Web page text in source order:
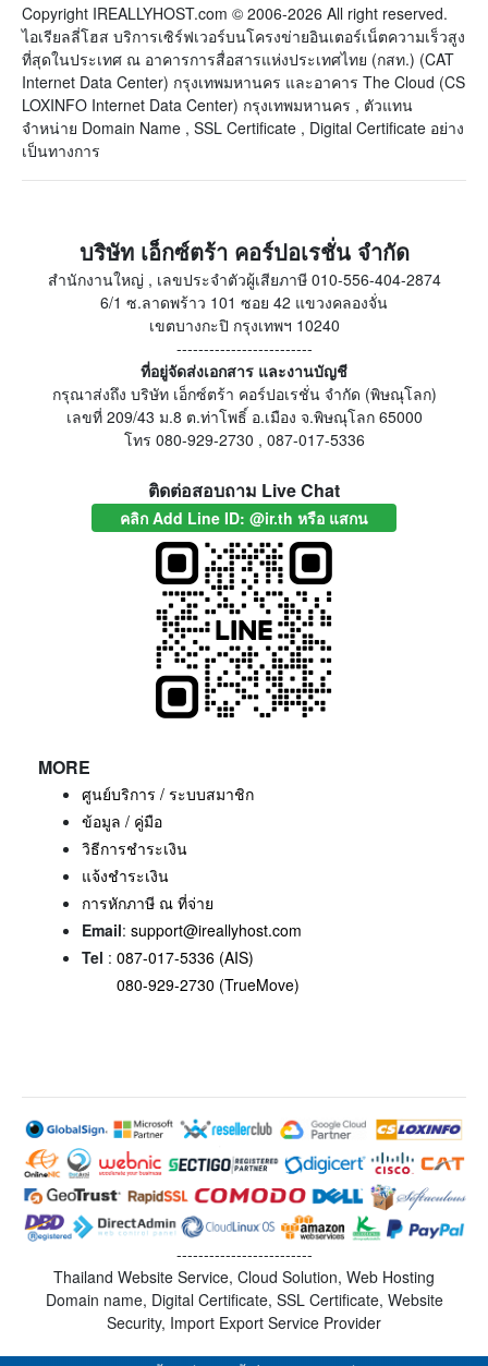
Copyright IREALLYHOST.com © 2006-2026 All right reserved.
ไอเรียลลี่โฮส บริการเซิร์ฟเวอร์บนโครงข่ายอินเตอร์เน็ตความเร็วสูง
ที่สุดในประเทศ ณ อาคารการสื่อสารแห่งประเทศไทย (กสท.) (CAT
Internet Data Center) กรุงเทพมหานคร และอาคาร The Cloud (CS
LOXINFO Internet Data Center) กรุงเทพมหานคร , ตัวแทน
จำหน่าย Domain Name , SSL Certificate , Digital Certificate อย่าง
เป็นทางการ
บริษัท เอ็กซ์ตร้า คอร์ปอเรชั่น จำกัด
สำนักงานใหญ่ , เลขประจำตัวผู้เสียภาษี 010-556-404-2874
6/1 ซ.ลาดพร้าว 101 ซอย 42 แขวงคลองจั่น
เขตบางกะปิ กรุงเทพฯ 10240
-------------------------
ที่อยู่จัดส่งเอกสาร และงานบัญชี
กรุณาส่งถึง บริษัท เอ็กซ์ตร้า คอร์ปอเรชั่น จำกัด (พิษณุโลก)
เลขที่ 209/43 ม.8 ต.ท่าโพธิ์ อ.เมือง จ.พิษณุโลก 65000
โทร 080-929-2730 , 087-017-5336
ติดต่อสอบถาม Live Chat
คลิก Add Line ID: @ir.th หรือ แสกน
MORE
ศูนย์บริการ / ระบบสมาชิก
ข้อมูล / คู่มือ
วิธีการชำระเงิน
แจ้งชำระเงิน
การหักภาษี ณ ที่จ่าย
Email: support@ireallyhost.com
Tel : 087-017-5336 (AIS)
080-929-2730 (TrueMove)
-------------------------
Thailand Website Service, Cloud Solution, Web Hosting
Domain name, Digital Certificate, SSL Certificate, Website
Security, Import Export Service Provider